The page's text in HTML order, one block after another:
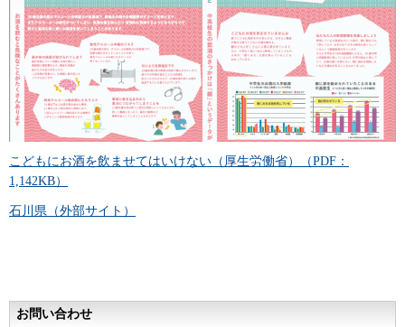
こどもにお酒を飲ませてはいけない（厚生労働省）（PDF：
1,142KB）
石川県（外部サイト）
お問い合わせ